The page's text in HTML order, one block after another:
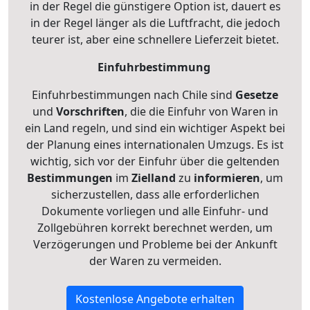
in der Regel die günstigere Option ist, dauert es
in der Regel länger als die Luftfracht, die jedoch
teurer ist, aber eine schnellere Lieferzeit bietet.
Einfuhrbestimmung
Einfuhrbestimmungen nach Chile sind Gesetze
und Vorschriften, die die Einfuhr von Waren in
ein Land regeln, und sind ein wichtiger Aspekt bei
der Planung eines internationalen Umzugs. Es ist
wichtig, sich vor der Einfuhr über die geltenden
Bestimmungen im Zielland zu informieren, um
sicherzustellen, dass alle erforderlichen
Dokumente vorliegen und alle Einfuhr- und
Zollgebühren korrekt berechnet werden, um
Verzögerungen und Probleme bei der Ankunft
der Waren zu vermeiden.
Kostenlose Angebote erhalten